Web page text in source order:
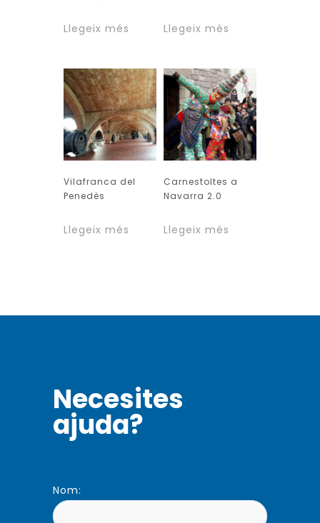
Llegeix més Llegeix més
Vilafranca del
Penedès
Llegeix més
Carnestoltes a
Navarra 2.0
Llegeix més
Necesites
ajuda?
Nom: